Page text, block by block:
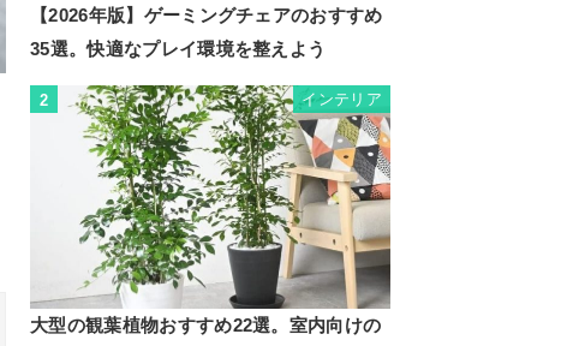
【2026年版】ゲーミングチェアのおすすめ
35選。快適なプレイ環境を整えよう
2 インテリア
大型の観葉植物おすすめ22選。室内向けの